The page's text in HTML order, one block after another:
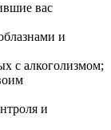
вас
и
с алкоголизмом;
и